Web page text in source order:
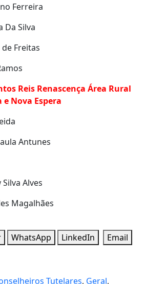
Ferreira
Da Silva
Freitas
Reis Renascença Área Rural
e Nova Espera
Antunes
Alves
Magalhães
WhatsApp LinkedIn Email
Tutelares, Geral,